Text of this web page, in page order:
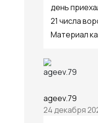
день
21 числа
Материал
ageev.79
24 декабря